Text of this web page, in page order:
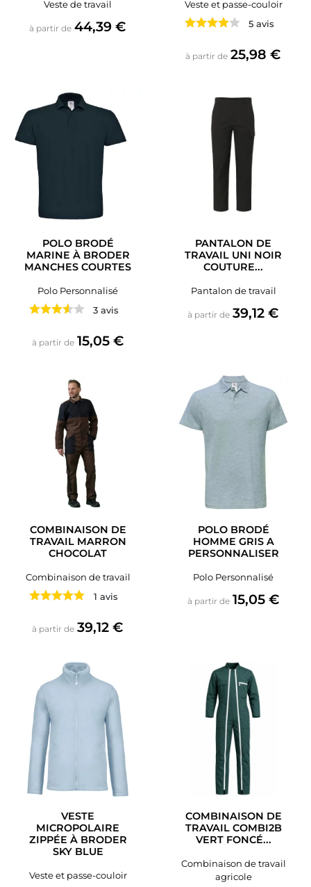
Veste de travail
à partir de Prix
44,39 €
Veste et passe-couloir
5 avis
à partir de Prix
25,98 €
POLO BRODÉ
MARINE À BRODER
MANCHES COURTES
Polo Personnalisé
3 avis
à partir de Prix
15,05 €
PANTALON DE
TRAVAIL UNI NOIR
COUTURE...
Pantalon de travail
à partir de Prix
39,12 €
COMBINAISON DE
TRAVAIL MARRON
CHOCOLAT
Combinaison de travail
1 avis
à partir de Prix
39,12 €
POLO BRODÉ
HOMME GRIS A
PERSONNALISER
Polo Personnalisé
à partir de Prix
15,05 €
VESTE
MICROPOLAIRE
ZIPPÉE À BRODER
SKY BLUE
Veste et passe-couloir
COMBINAISON DE
TRAVAIL COMBI2B
VERT FONCÉ...
Combinaison de travail
agricole